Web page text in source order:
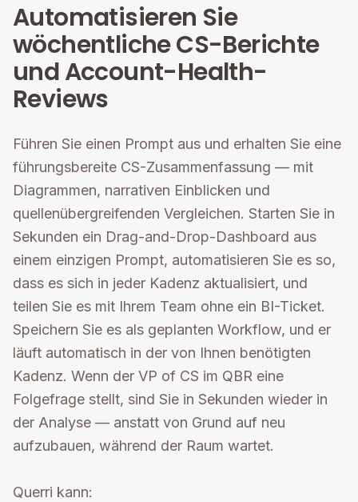
Automatisieren Sie
wöchentliche CS-Berichte
und Account-Health-
Reviews
Führen Sie einen Prompt aus und erhalten Sie eine
führungsbereite CS-Zusammenfassung — mit
Diagrammen, narrativen Einblicken und
quellenübergreifenden Vergleichen. Starten Sie in
Sekunden ein Drag-and-Drop-Dashboard aus
einem einzigen Prompt, automatisieren Sie es so,
dass es sich in jeder Kadenz aktualisiert, und
teilen Sie es mit Ihrem Team ohne ein BI-Ticket.
Speichern Sie es als geplanten Workflow, und er
läuft automatisch in der von Ihnen benötigten
Kadenz. Wenn der VP of CS im QBR eine
Folgefrage stellt, sind Sie in Sekunden wieder in
der Analyse — anstatt von Grund auf neu
aufzubauen, während der Raum wartet.
Querri kann: